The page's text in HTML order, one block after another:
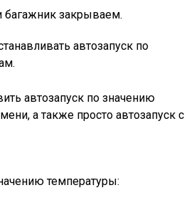
багажник закрываем.
автозапуск по
автозапуск по значению
а также просто автозапуск с
температуры: